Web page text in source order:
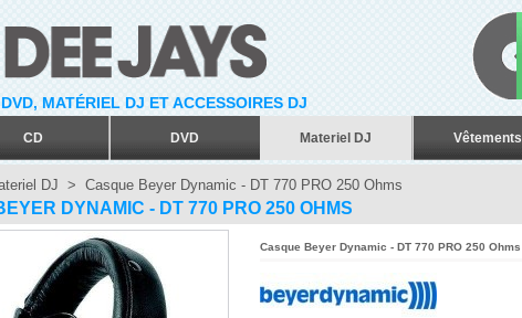
MATÉRIEL DJ ET ACCESSOIRES DJ
CD DVD Materiel DJ Vêtements
DJ > Casque Beyer Dynamic - DT 770 PRO 250 Ohms
DYNAMIC - DT 770 PRO 250 OHMS
Casque Beyer Dynamic - DT 770 PRO 250 Ohms